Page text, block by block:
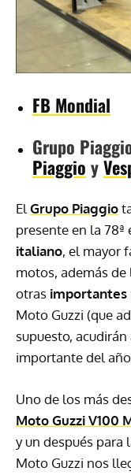
FB Mondial
Grupo
Piaggio y
ElGrupo Piaggio
presente en la 78ª
italiano, el mayor
motos, además de
otras importantes
Moto Guzzi (que
supuesto,
importante del
Uno de los más
Moto Guzzi V100
y un después para
Moto Guzzi nos